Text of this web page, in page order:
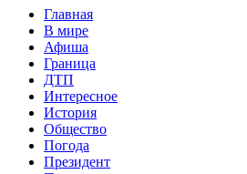
Главная
В мире
Афиша
Граница
ДТП
Интересное
История
Общество
Погода
Президент